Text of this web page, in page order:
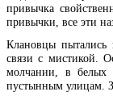
привычка
привычки, все эти
Клановцы пытались
связи с мистикой.
молчании, в белых
пустынным улицам.